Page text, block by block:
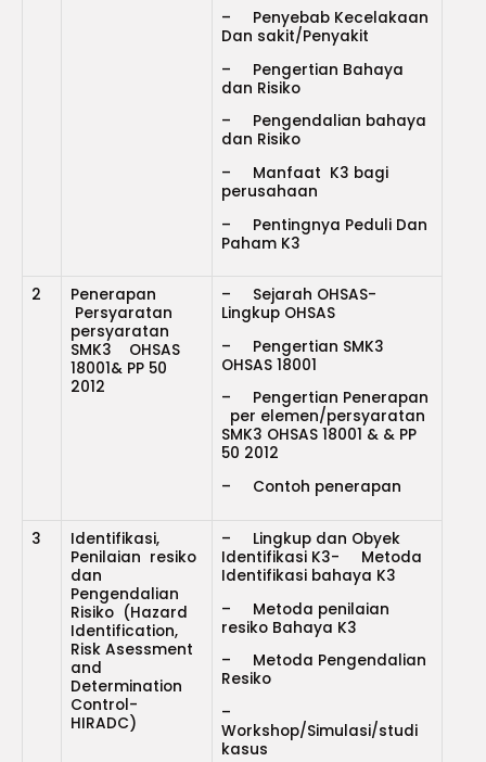
– Penyebab Kecelakaan
Dan sakit/Penyakit
– Pengertian Bahaya
dan Risiko
– Pengendalian bahaya
dan Risiko
– Manfaat K3 bagi
perusahaan
– Pentingnya Peduli Dan
Paham K3
2
Penerapan
Persyaratan
persyaratan
SMK3 OHSAS
18001& PP 50
2012
– Sejarah OHSAS-
Lingkup OHSAS
– Pengertian SMK3
OHSAS 18001
– Pengertian Penerapan
per elemen/persyaratan
SMK3 OHSAS 18001 & & PP
50 2012
– Contoh penerapan
3
Identifikasi,
Penilaian resiko
dan
Pengendalian
Risiko (Hazard
Identification,
Risk Asessment
and
Determination
Control-
HIRADC)
– Lingkup dan Obyek
Identifikasi K3- Metoda
Identifikasi bahaya K3
– Metoda penilaian
resiko Bahaya K3
– Metoda Pengendalian
Resiko
–
Workshop/Simulasi/studi
kasus